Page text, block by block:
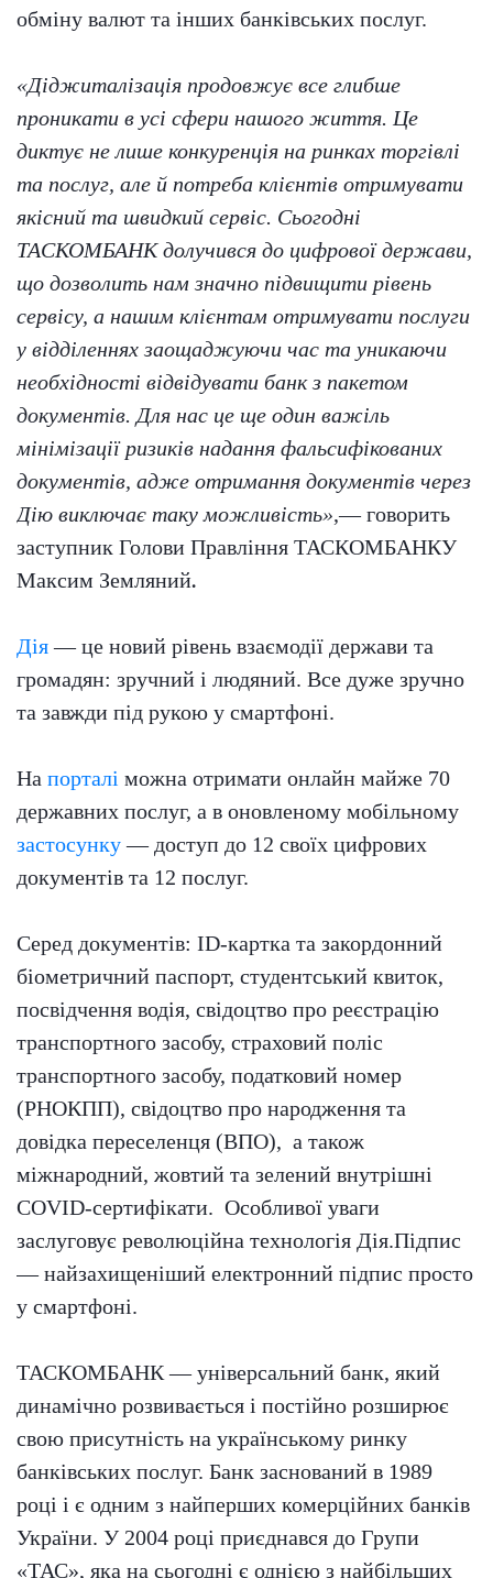
обміну валют та інших банківських послуг.
«Діджиталізація продовжує все глибше
проникати в усі сфери нашого життя. Це
диктує не лише конкуренція на ринках торгівлі
та послуг, але й потреба клієнтів отримувати
якісний та швидкий сервіс. Сьогодні
ТАСКОМБАНК долучився до цифрової держави,
що дозволить нам значно підвищити рівень
сервісу, а нашим клієнтам отримувати послуги
у відділеннях заощаджуючи час та уникаючи
необхідності відвідувати банк з пакетом
документів. Для нас це ще один важіль
мінімізації ризиків надання фальсифікованих
документів, адже отримання документів через
Дію виключає таку можливість»,— говорить
заступник Голови Правління ТАСКОМБАНКУ
Максим Земляний.
Дія— це новий рівень взаємодії держави та
громадян: зручний і людяний. Все дуже зручно
та завжди під рукою у смартфоні.
На порталі можна отримати онлайн майже 70
державних послуг, а в оновленому мобільному
застосунку— доступ до 12 своїх цифрових
документів та 12 послуг.
Серед документів: ID-картка та закордонний
біометричний паспорт, студентський квиток,
посвідчення водія, свідоцтво про реєстрацію
транспортного засобу, страховий поліс
транспортного засобу, податковий номер
(РНОКПП), свідоцтво про народження та
довідка переселенця (ВПО), а також
міжнародний, жовтий та зелений внутрішні
COVID-сертифікати. Особливої уваги
заслуговує революційна технологія Дія.Підпис
— найзахищеніший електронний підпис просто
у смартфоні.
ТАСКОМБАНК — універсальний банк, який
динамічно розвивається і постійно розширює
свою присутність на українському ринку
банківських послуг. Банк заснований в 1989
році і є одним з найперших комерційних банків
України. У 2004 році приєднався до Групи
«ТАС», яка на сьогодні є однією з найбільших